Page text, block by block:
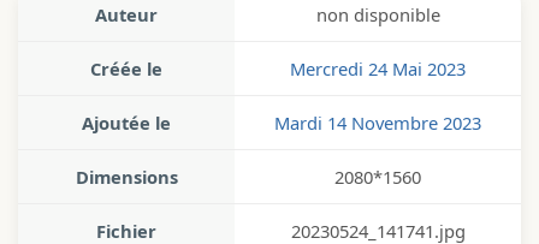
Auteur non disponible
Créée le Mercredi 24 Mai 2023
Ajoutée le Mardi 14 Novembre 2023
Dimensions 2080*1560
Fichier 20230524_141741.jpg